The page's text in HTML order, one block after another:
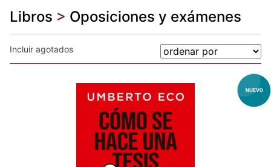
Libros > Oposiciones y exámenes
Incluir agotados